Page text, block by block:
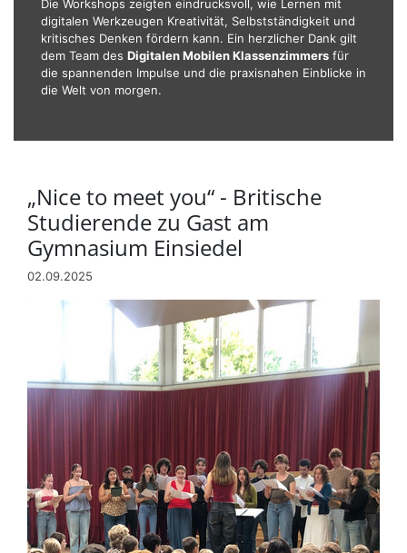
Die Workshops zeigten eindrucksvoll, wie Lernen mit
digitalen Werkzeugen Kreativität, Selbstständigkeit und
kritisches Denken fördern kann. Ein herzlicher Dank gilt
dem Team des Digitalen Mobilen Klassenzimmers für
die spannenden Impulse und die praxisnahen Einblicke in
die Welt von morgen.
„Nice to meet you“ - Britische
Studierende zu Gast am
Gymnasium Einsiedel
02.09.2025